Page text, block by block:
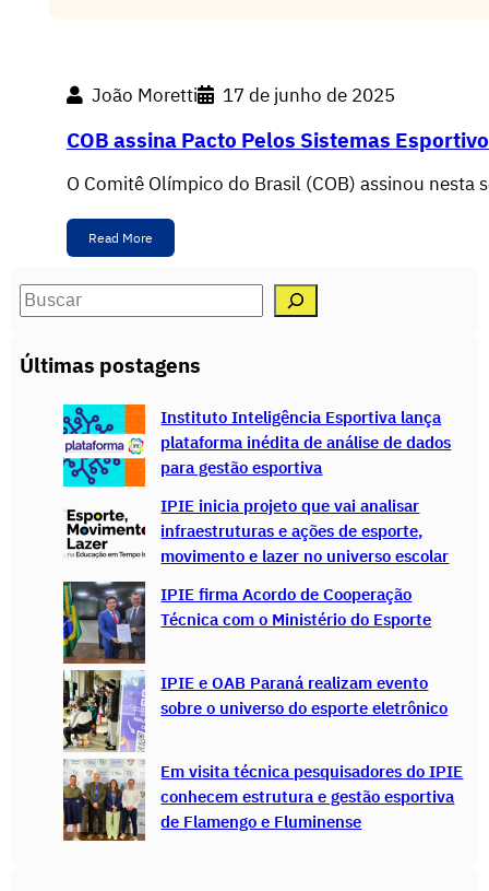
João Moretti 17 de junho de 2025
COB assina Pacto Pelos Sistemas
O Comitê Olímpico do Brasil (COB) assinou
Read More
S
a
Últimas postagens
Instituto Inteligência Esportiva lança
plataforma inédita de análise de dados
para gestão esportiva
IPIE inicia projeto que vai analisar
infraestruturas e ações de esporte,
movimento e lazer no universo escolar
IPIE firma Acordo de Cooperação
Técnica com o Ministério do Esporte
IPIE e OAB Paraná realizam evento
sobre o universo do esporte eletrônico
Em visita técnica pesquisadores do IPIE
conhecem estrutura e gestão esportiva
de Flamengo e Fluminense